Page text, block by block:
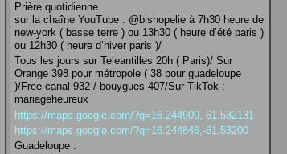
Prière quotidienne
sur la chaîne YouTube : @bishopelie à 7h30 heure de
new-york ( basse terre ) ou 13h30 ( heure d’été paris )
ou 12h30 ( heure d’hiver paris )/
Tous les jours sur Teleantilles 20h ( Paris)/ Sur
Orange 398 pour métropole ( 38 pour guadeloupe
)/Free canal 932 / bouygues 407/Sur TikTok :
mariageheureux
https://maps.google.com/?q=16.244909,-61.532131
https://maps.google.com/?q=16.244846,-61.53200
Guadeloupe :